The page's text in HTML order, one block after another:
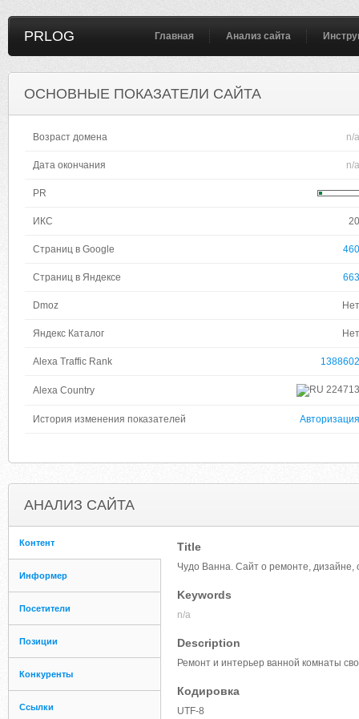
PRLOG Главная Анализ сайта
ОСНОВНЫЕ ПОКАЗАТЕЛИ САЙТА
Возраст домена n/a
Дата окончания n/a
PR
ИКС 20
Страниц в Google 460
Страниц в Яндексе 663
Dmoz Нет
Яндекс Каталог Нет
Alexa Traffic Rank 1388602
Alexa Country 224713
История изменения показателей Авторизация
АНАЛИЗ САЙТА
Контент
Информер
Посетители
Позиции
Конкуренты
Ссылки
Title
Чудо Ванна. Сайт о ремонте, дизайне,
Keywords
n/a
Description
Ремонт и интерьер ванной комнаты
Кодировка
UTF-8